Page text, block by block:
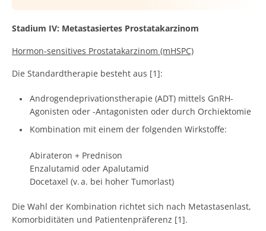
Stadium IV: Metastasiertes Prostatakarzinom
Hormon-sensitives Prostatakarzinom (mHSPC)
Die Standardtherapie besteht aus [1]:
Androgendeprivationstherapie (ADT) mittels GnRH-
Agonisten oder -Antagonisten oder durch Orchiektomie
Kombination mit einem der folgenden Wirkstoffe:
Abirateron + Prednison
Enzalutamid oder Apalutamid
Docetaxel (v. a. bei hoher Tumorlast)
Die Wahl der Kombination richtet sich nach Metastasenlast,
Komorbiditäten und Patientenpräferenz [1].